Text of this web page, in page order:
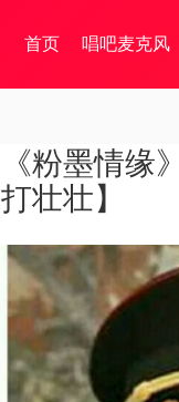
首页 唱吧麦克风
《粉墨情
打壮壮】